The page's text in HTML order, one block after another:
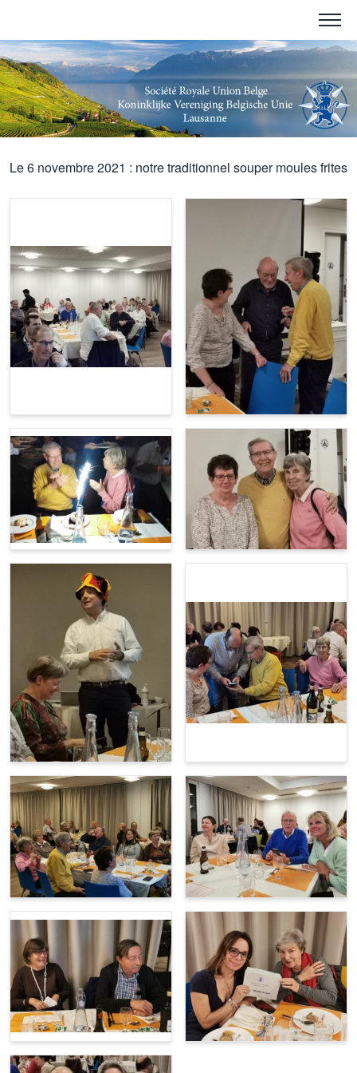
Le 6 novembre 2021 : notre traditionnel souper moules frites